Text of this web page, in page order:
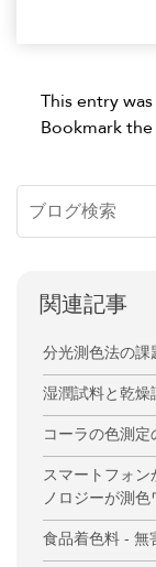
This entry
Bookmark the
関連記事
分光測色法の課
湿潤試料と乾
コーラの色測
スマートフォ
ノロジーが測
食品着色料 - 無